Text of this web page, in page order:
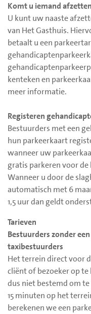
Komt u iemand
U kunt uw naaste
van Het Gasthuis.
betaalt u een
kenteken en
meer informatie.
Registeren
Bestuurders met een
hun parkeerkaart
wanneer uw
gratis parkeren voor
Wanneer u door de
automatisch met 6
1,5 uur dan geldt
Tarieven
Bestuurders zonder
taxibestuurders
Het terrein direct voor
cliënt of bezoeker op
dus niet bestemd om
15 minuten op het
berekenen we een